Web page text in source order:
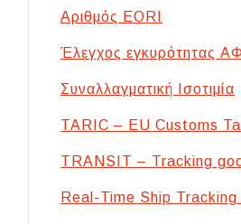
Αριθμός EORI
Έλεγχος εγκυρότητας
Συναλλαγματική Ισοτιμία
TARIC – EU Customs
TRANSIT – Tracking
Real-Time Ship